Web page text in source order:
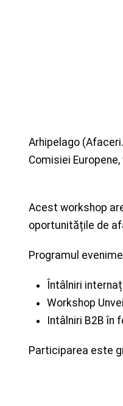
Arhipelago
Comisiei
Acest workshop
oportunitățile de
Programul
Întâlniri
Workshop
Intâlniri B2B în
Participarea este